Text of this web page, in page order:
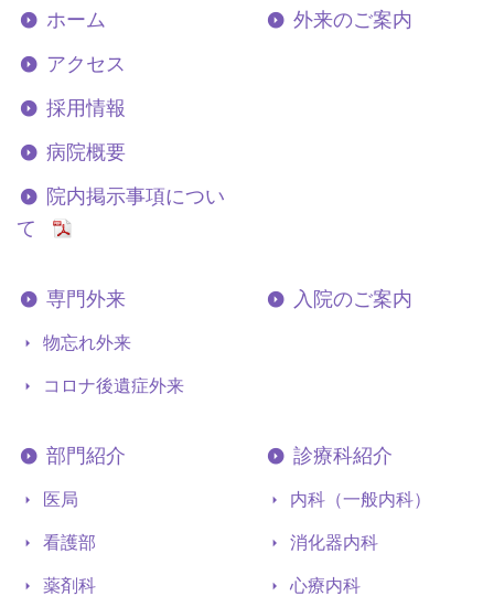
ホーム
アクセス
採用情報
病院概要
院内掲示事項につい
て
外来のご案内
専門外来
物忘れ外来
コロナ後遺症外来
入院のご案内
部門紹介
医局
看護部
薬剤科
診療科紹介
内科（一般内科）
消化器内科
心療内科